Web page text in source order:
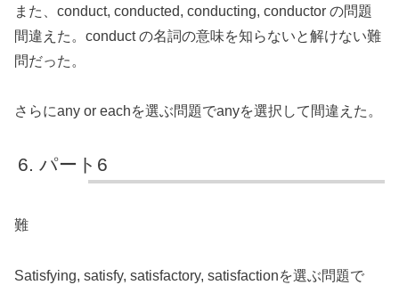
また、conduct, conducted, conducting, conductor の問題
間違えた。conduct の名詞の意味を知らないと解けない難
問だった。
さらにany or eachを選ぶ問題でanyを選択して間違えた。
パート6
難
Satisfying, satisfy, satisfactory, satisfactionを選ぶ問題で